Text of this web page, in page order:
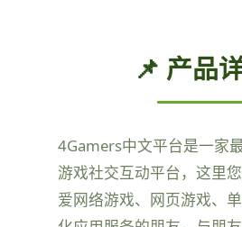
📌 产品
4Gamers中文平台是一家
游戏社交互动平台，这里
爱网络游戏、网页游戏、